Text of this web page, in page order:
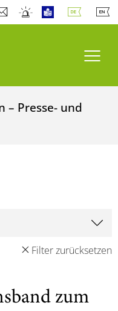
– Presse- und
Filter zurücksetzen
zum